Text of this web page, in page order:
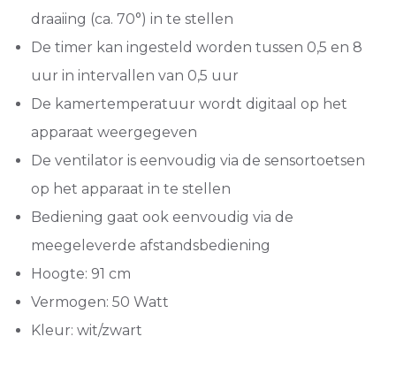
draaiing (ca. 70°) in te stellen
De timer kan ingesteld worden tussen 0,5 en 8
uur in intervallen van 0,5 uur
De kamertemperatuur wordt digitaal op het
apparaat weergegeven
De ventilator is eenvoudig via de sensortoetsen
op het apparaat in te stellen
Bediening gaat ook eenvoudig via de
meegeleverde afstandsbediening
Hoogte: 91 cm
Vermogen: 50 Watt
Kleur: wit/zwart